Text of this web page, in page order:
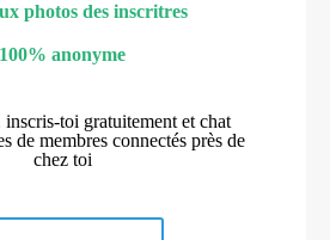
photos des inscritres
100% anonyme
inscris-toi gratuitement et chat
de membres connectés près de
chez toi